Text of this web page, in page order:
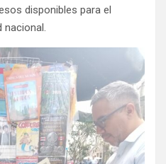
disponibles para el
nacional.